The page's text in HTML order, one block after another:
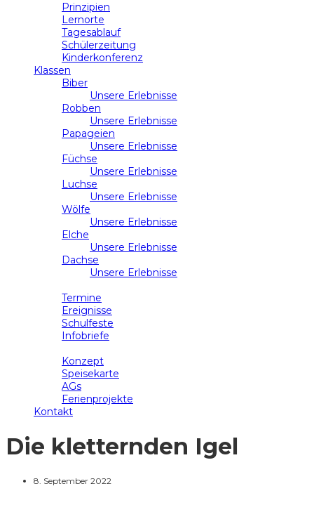
Prinzipien
Lernorte
Tagesablauf
Schülerzeitung
Kinderkonferenz
Klassen
Biber
Unsere Erlebnisse
Robben
Unsere Erlebnisse
Papageien
Unsere Erlebnisse
Füchse
Unsere Erlebnisse
Luchse
Unsere Erlebnisse
Wölfe
Unsere Erlebnisse
Elche
Unsere Erlebnisse
Dachse
Unsere Erlebnisse
Termine
Ereignisse
Schulfeste
Infobriefe
Konzept
Speisekarte
AGs
Ferienprojekte
Kontakt
Die kletternden Igel
8. September 2022